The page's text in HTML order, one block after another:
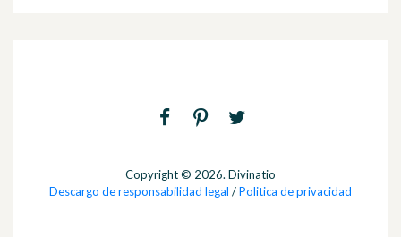
Copyright © 2026. Divinatio
Descargo de responsabilidad legal /Politica de privacidad